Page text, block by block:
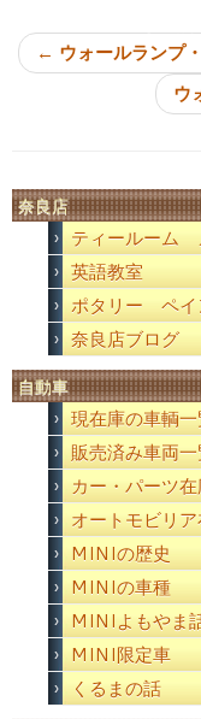
← ウォールランプ
ウ
奈良店
ティールーム
英語教室
ポタリー ペイ
奈良店ブログ
自動車
現在庫の車輌
販売済み車両
カー・パーツ
オートモビリ
MINIの歴史
MINIの車種
MINIよもやま
MINI限定車
くるまの話